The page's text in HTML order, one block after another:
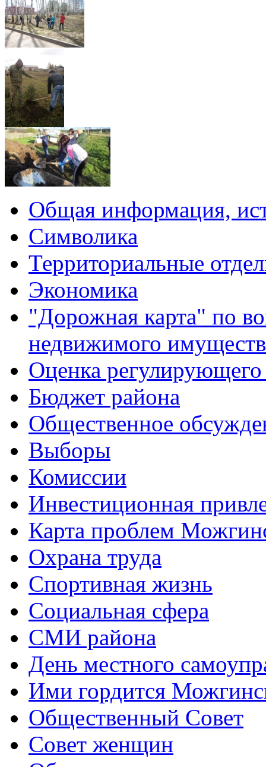
Общая информация,
Символика
Территориальные
Экономика
"Дорожная карта" по
недвижимого
Оценка регулирующего
Бюджет района
Общественное
Выборы
Комиссии
Инвестиционная
Карта проблем
Охрана труда
Спортивная жизнь
Социальная сфера
СМИ района
День местного
Ими гордится
Общественный Совет
Совет женщин